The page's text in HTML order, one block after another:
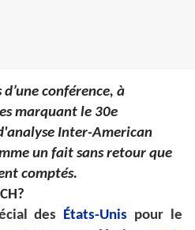
conférence, à
marquant le 30e
Inter-American
un fait sans retour que
comptés.
des États-Unis pour le